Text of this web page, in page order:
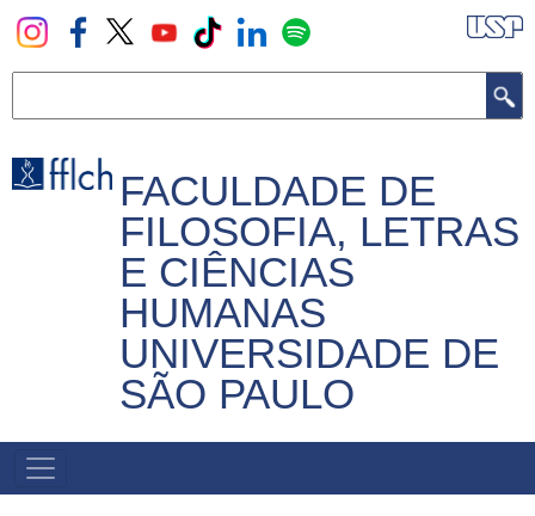
Pular
para
principal
FACULDADE DE
FILOSOFIA, LETRAS
E CIÊNCIAS
HUMANAS
UNIVERSIDADE DE
SÃO PAULO
NAVEGADOR
PRINCIPAL